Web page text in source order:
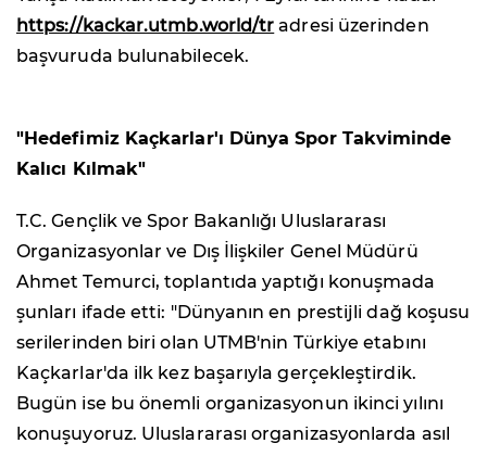
https://kackar.utmb.world/tr adresi üzerinden
başvuruda bulunabilecek.
"Hedefimiz Kaçkarlar'ı Dünya Spor Takviminde
Kalıcı Kılmak"
T.C. Gençlik ve Spor Bakanlığı Uluslararası
Organizasyonlar ve Dış İlişkiler Genel Müdürü
Ahmet Temurci, toplantıda yaptığı konuşmada
şunları ifade etti: "Dünyanın en prestijli dağ koşusu
serilerinden biri olan UTMB'nin Türkiye etabını
Kaçkarlar'da ilk kez başarıyla gerçekleştirdik.
Bugün ise bu önemli organizasyonun ikinci yılını
konuşuyoruz. Uluslararası organizasyonlarda asıl